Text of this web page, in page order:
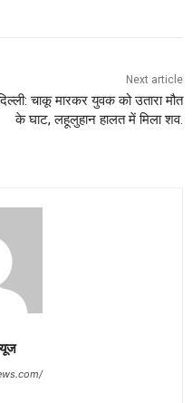
Next article
चाकू मारकर युवक को उतारा मौत
के घाट, लहूलुहान हालत में मिला शव.